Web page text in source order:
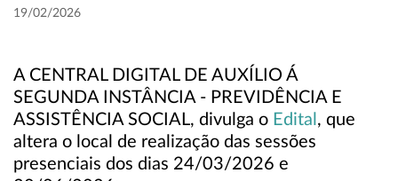
19/02/2026
A CENTRAL DIGITAL DE AUXÍLIO Á
SEGUNDA INSTÂNCIA - PREVIDÊNCIA E
ASSISTÊNCIA SOCIAL, divulga o Edital , que
altera o local de realização das sessões
presenciais dos dias 24/03/2026 e